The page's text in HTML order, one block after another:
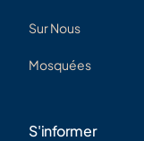
Sur Nous
Mosquées
S'informer